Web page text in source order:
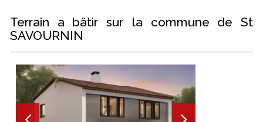
Terrain a bâtir sur la commune de St
SAVOURNIN